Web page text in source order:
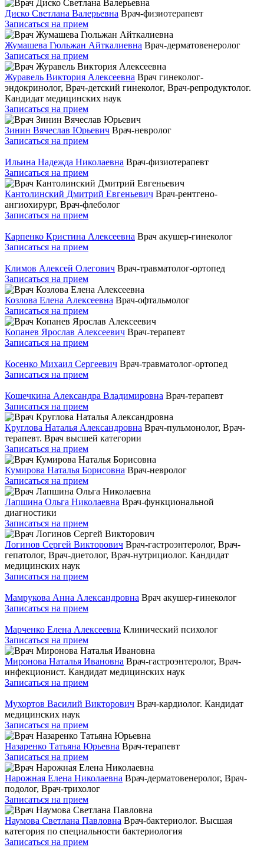
Диско Светлана Валерьевна Врач-физиотерапевт
Записаться на прием
Жумашева Гюльжан Айткалиевна Врач-дерматовенеролог
Записаться на прием
Журавель Виктория Алексеевна Врач гинеколог-
эндокринолог, Врач-детский гинеколог, Врач-репродуктолог.
Кандидат медицинских наук
Записаться на прием
Зинин Вячеслав Юрьевич Врач-невролог
Записаться на прием
Ильина Надежда Николаевна Врач-физиотерапевт
Записаться на прием
Кантолинский Дмитрий Евгеньевич Врач-рентгено-
ангиохирург, Врач-флеболог
Записаться на прием
Карпенко Кристина Алексеевна Врач акушер-гинеколог
Записаться на прием
Климов Алексей Олегович Врач-травматолог-ортопед
Записаться на прием
Козлова Елена Алексеевна Врач-офтальмолог
Записаться на прием
Копанев Ярослав Алексеевич Врач-терапевт
Записаться на прием
Косенко Михаил Сергеевич Врач-травматолог-ортопед
Записаться на прием
Кошечкина Александра Владимировна Врач-терапевт
Записаться на прием
Круглова Наталья Александровна Врач-пульмонолог, Врач-
терапевт. Врач высшей категории
Записаться на прием
Кумирова Наталья Борисовна Врач-невролог
Записаться на прием
Лапшина Ольга Николаевна Врач-функциональной
диагностики
Записаться на прием
Логинов Сергей Викторович Врач-гастроэнтеролог, Врач-
гепатолог, Врач-диетолог, Врач-нутрициолог. Кандидат
медицинских наук
Записаться на прием
Мамрукова Анна Александровна Врач акушер-гинеколог
Записаться на прием
Марченко Елена Алексеевна Клинический психолог
Записаться на прием
Миронова Наталья Ивановна Врач-гастроэнтеролог, Врач-
инфекционист. Кандидат медицинских наук
Записаться на прием
Мухортов Василий Викторович Врач-кардиолог. Кандидат
медицинских наук
Записаться на прием
Назаренко Татьяна Юрьевна Врач-терапевт
Записаться на прием
Нарожная Елена Николаевна Врач-дерматовенеролог, Врач-
подолог, Врач-трихолог
Записаться на прием
Наумова Светлана Павловна Врач-бактериолог. Высшая
категория по специальности бактериология
Записаться на прием